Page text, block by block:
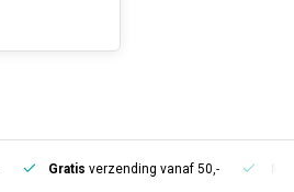
Gratis verzending vanaf 50,-